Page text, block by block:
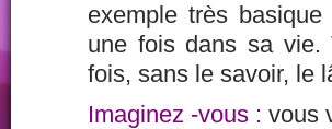
exemple très
une fois dans sa vie.
fois, sans le savoir, le
Imaginez -vous : vous